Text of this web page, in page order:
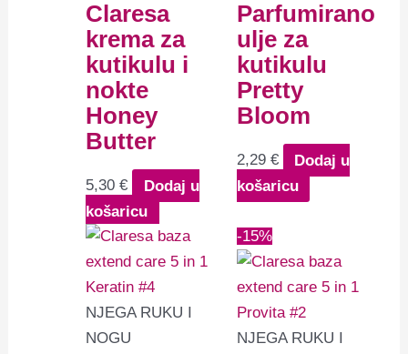
Claresa
krema za
kutikulu i
nokte
Honey
Butter
5,30€
Dodaj u
košaricu
Parfumirano
ulje za
kutikulu
Pretty
Bloom
2,29 €
Dodaj u
košaricu
NJEGA RUKU I
NOGU
-15%
NJEGA RUKU I
cijena
bila
je:
5,99 €.
cijena
je: